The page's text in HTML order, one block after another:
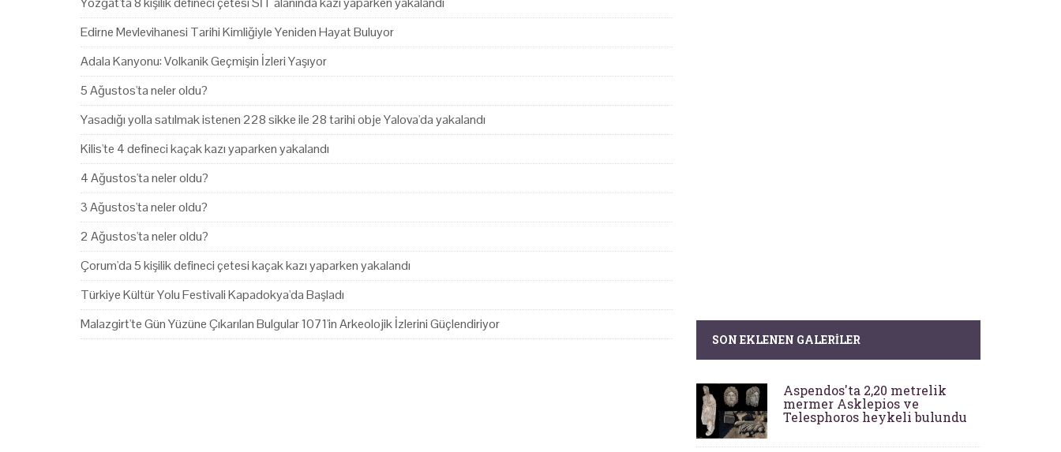
Edirne Mevlevihanesi Tarihi Kimliğiyle Yeniden Hayat Buluyor
Adala Kanyonu: Volkanik Geçmişin İzleri Yaşıyor
5 Ağustos'ta neler oldu?
Yasadığı yolla satılmak istenen 228 sikke ile 28 tarihi obje Yalova'da yakalandı
Kilis'te 4 defineci kaçak kazı yaparken yakalandı
4 Ağustos'ta neler oldu?
3 Ağustos'ta neler oldu?
2 Ağustos'ta neler oldu?
Çorum'da 5 kişilik defineci çetesi kaçak kazı yaparken yakalandı
Türkiye Kültür Yolu Festivali Kapadokya'da Başladı
Malazgirt'te Gün Yüzüne Çıkarılan Bulgular 1071'in Arkeolojik İzlerini Güçlendiriyor
SON EKLENEN GALERILER
Aspendos'ta 2,20 metrelik
mermer Asklepios ve
Telesphoros heykeli bulundu